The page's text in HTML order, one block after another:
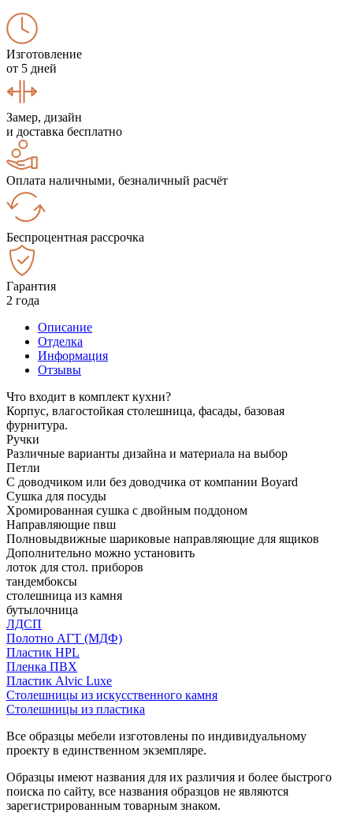
Изготовление
от 5 дней
Замер, дизайн
и доставка бесплатно
Оплата наличными, безналичный расчёт
Беспроцентная рассрочка
Гарантия
2 года
Описание
Отделка
Информация
Отзывы
Что входит в комплект кухни?
Корпус, влагостойкая столешница, фасады, базовая
фурнитура.
Ручки
Различные варианты дизайна и материала на выбор
Петли
С доводчиком или без доводчика от компании Boyard
Сушка для посуды
Хромированная сушка с двойным поддоном
Направляющие пвш
Полновыдвижные шариковые направляющие для ящиков
Дополнительно можно установить
лоток для стол. приборов
тандембоксы
столешница из камня
бутылочница
ЛДСП
Полотно АГТ (МДФ)
Пластик HPL
Пленка ПВХ
Пластик Alvic Luxe
Столешницы из искусственного камня
Столешницы из пластика
Все образцы мебели изготовлены по индивидуальному
проекту в единственном экземпляре.
Образцы имеют названия для их различия и более быстрого
поиска по сайту, все названия образцов не являются
зарегистрированным товарным знаком.